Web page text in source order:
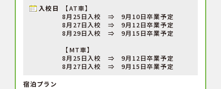
入校日
【AT車】
8月25日入校 ⇒ 9月10日卒業予定
8月27日入校 ⇒ 9月12日卒業予定
8月29日入校 ⇒ 9月15日卒業予定
【MT車】
8月25日入校 ⇒ 9月12日卒業予定
8月27日入校 ⇒ 9月15日卒業予定
宿泊プラン